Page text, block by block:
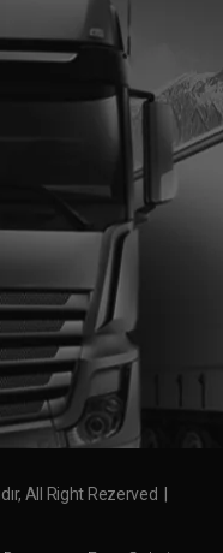
All Right Rezerved |